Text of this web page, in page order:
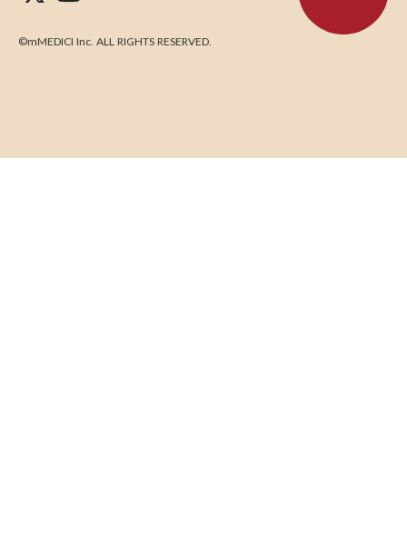
©mMEDICI Inc. ALL RIGHTS RESERVED.